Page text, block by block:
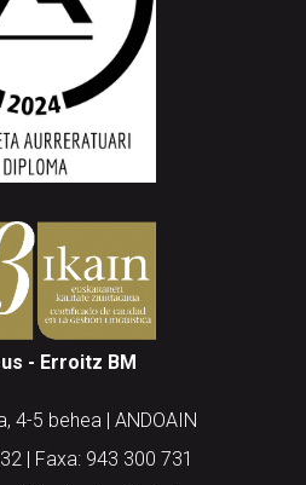
- Erroitz BM
4-5 behea | ANDOAIN
| Faxa: 943 300 731